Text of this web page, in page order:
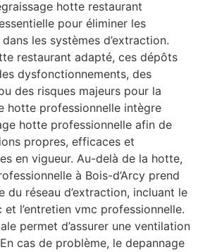
hotte restaurant
pour éliminer les
les systèmes d’extraction.
restaurant adapté, ces dépôts
dysfonctionnements, des
des risques majeurs pour la
hotte professionnelle intègre
hotte professionnelle afin de
propres, efficaces et
en vigueur. Au-delà de la hotte,
à Bois-d’Arcy prend
du réseau d’extraction, incluant le
l’entretien vmc professionnelle.
permet d’assurer une ventilation
cas de problème, le depannage